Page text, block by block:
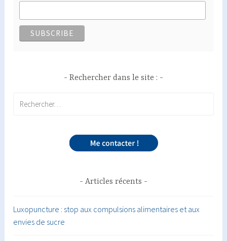
Rechercher dans le site :
Articles récents
Luxopuncture : stop aux compulsions alimentaires et aux
envies de sucre